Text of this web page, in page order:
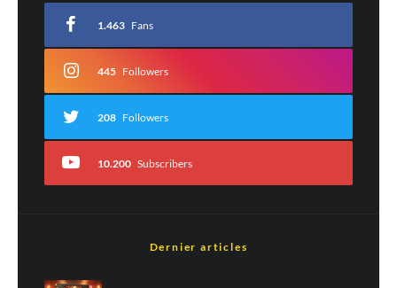
*
Commentaire*
1.463 Fans
445 Followers
208 Followers
10.200 Subscribers
Dernier articles